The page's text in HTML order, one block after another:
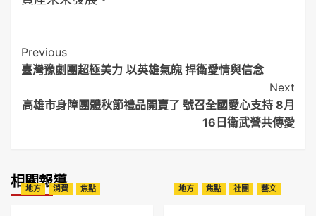
Post
Navigation
Previous
臺灣豫劇團超極美力 以英雄氣魄 捍衛愛情與信念
Next
高雄市身障團體秋節禮品開賣了 號召全國愛心支持 8月
16日衛武營共傳愛
相關報導
地方 消費 焦點 地方 焦點 社團 藝文